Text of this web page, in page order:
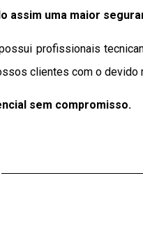
assim uma maior
profissionais
clientes com o
sem compromisso.